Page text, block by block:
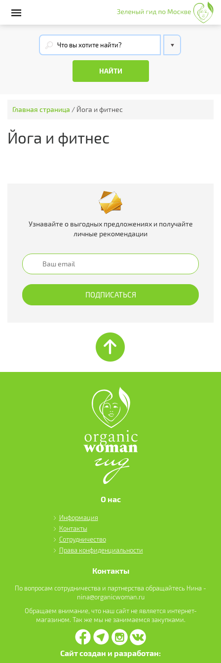
Главная страница / Йога и фитнес
Йога и фитнес
Узнавайте о выгодных предложениях и получайте
личные рекомендации
О нас
Информация
Контакты
Сотрудничество
Права конфиденциальности
Контакты
По вопросам сотрудничества и партнерства обращайтесь Нина -
nina@organicwoman.ru
Обращаем внимание, что наш сайт не является интернет-
магазином. Так же мы не занимаемся закупками.
Сайт создан и разработан: